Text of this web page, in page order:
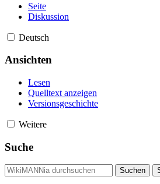
Seite
Diskussion
Deutsch
Ansichten
Lesen
Quelltext anzeigen
Versionsgeschichte
Weitere
Suche